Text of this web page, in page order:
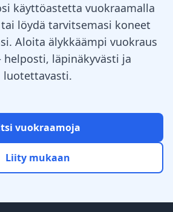
käyttöastetta vuokraamalla
löydä tarvitsemasi koneet
Aloita älykkäämpi vuokraus
helposti, läpinäkyvästi ja
luotettavasti.
vuokraamoja
Liity mukaan